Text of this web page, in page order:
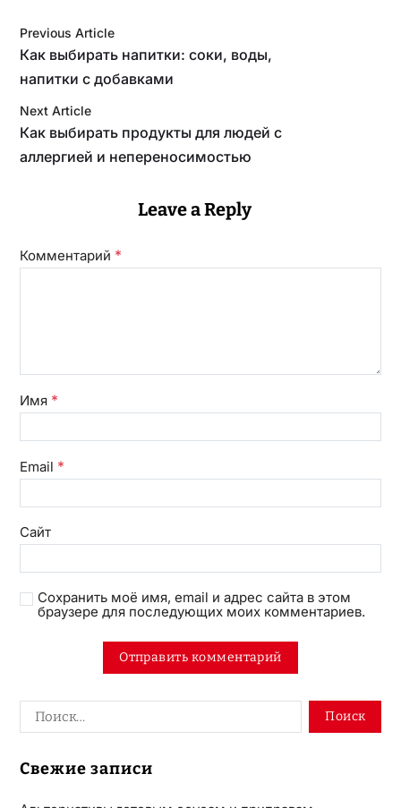
Previous Article
Как выбирать напитки: соки, воды,
напитки с добавками
Next Article
Как выбирать продукты для людей с
аллергией и непереносимостью
Leave a Reply
Комментарий *
Имя *
Email *
Сайт
Сохранить моё имя, email и адрес сайта в этом
браузере для последующих моих комментариев.
Свежие записи